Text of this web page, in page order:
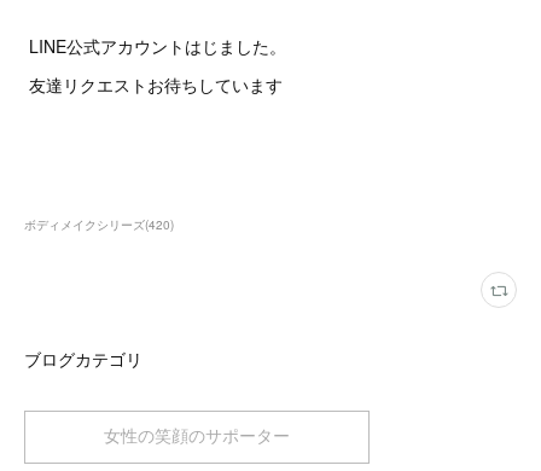
LINE公式アカウントはじました。
友達リクエストお待ちしています
ボディメイクシリーズ(420)
ブログカテゴリ
女性の笑顔のサポーター